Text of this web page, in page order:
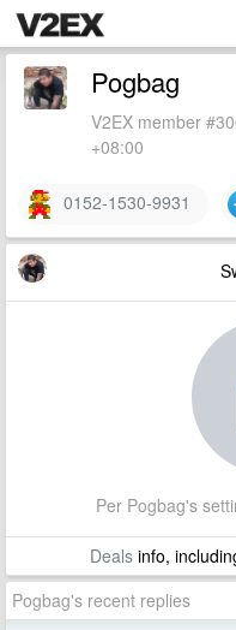
Pogbag
V2EX member
+08:00
0152-1530-9931
Per Pogbag's
Dealsinfo,
Pogbag's recent replies